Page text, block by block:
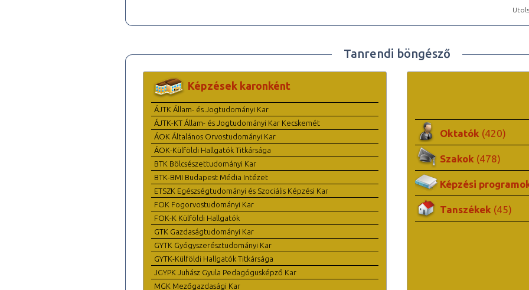
Tanrendi böngésző
Képzések karonként
ÁJTK Állam- és Jogtudományi Kar
ÁJTK-KT Állam- és Jogtudományi Kar Kecskemét
ÁOK Általános Orvostudományi Kar
ÁOK-Külföldi Hallgatók Titkársága
BTK Bölcsészettudományi Kar
BTK-BMI Budapest Média Intézet
ETSZK Egészségtudományi és Szociális Képzési Kar
FOK Fogorvostudományi Kar
FOK-K Külföldi Hallgatók
GTK Gazdaságtudományi Kar
GYTK Gyógyszerésztudományi Kar
GYTK-Külföldi Hallgatók Titkársága
JGYPK Juhász Gyula Pedagógusképző Kar
MGK Mezőgazdasági Kar
Oktatók (420)
Szakok (478)
Képzési
Tanszékek (45)